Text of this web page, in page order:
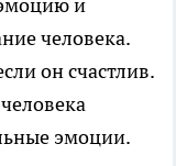
и
человека.
он счастлив.
эмоции.